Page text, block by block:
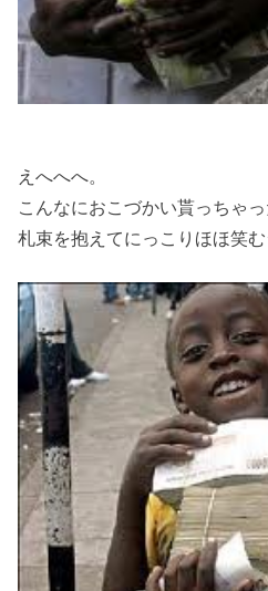
えへへへ。
こんなにおこづかい貰っちゃっ
札束を抱えてにっこりほほ笑む